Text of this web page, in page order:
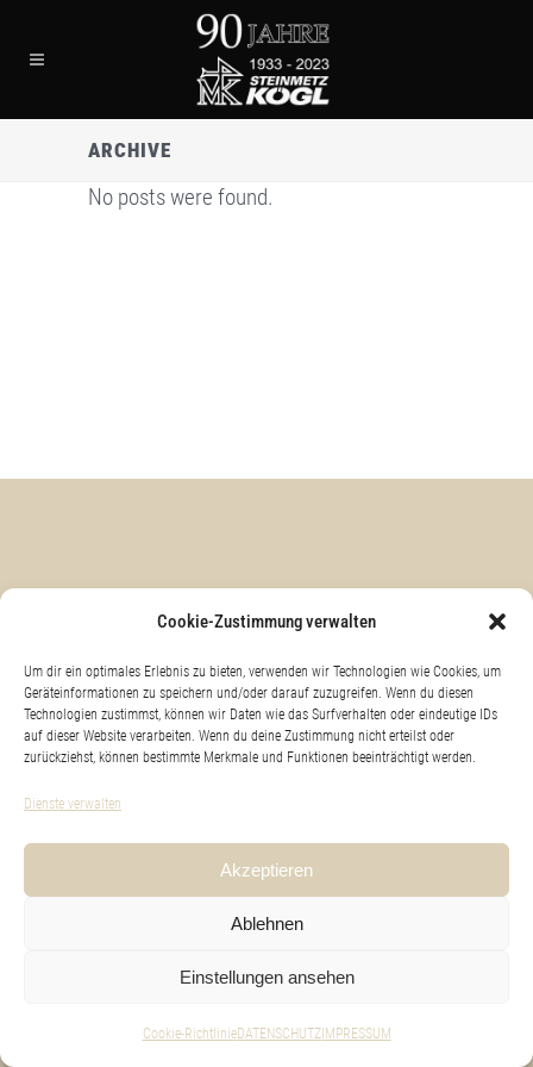
Cookie-Zustimmung verwalten
Um dir ein optimales Erlebnis zu bieten, verwenden wir Technologien wie Cookies, um
Geräteinformationen zu speichern und/oder darauf zuzugreifen. Wenn du diesen
Technologien zustimmst, können wir Daten wie das Surfverhalten oder eindeutige IDs
auf dieser Website verarbeiten. Wenn du deine Zustimmung nicht erteilst oder
zurückziehst, können bestimmte Merkmale und Funktionen beeinträchtigt werden.
Dienste verwalten
Akzeptieren
Ablehnen
Einstellungen ansehen
Cookie-RichtlinieDATENSCHUTZIMPRESSUM
ARCHIVE
No posts were found.
IMPRESSUM